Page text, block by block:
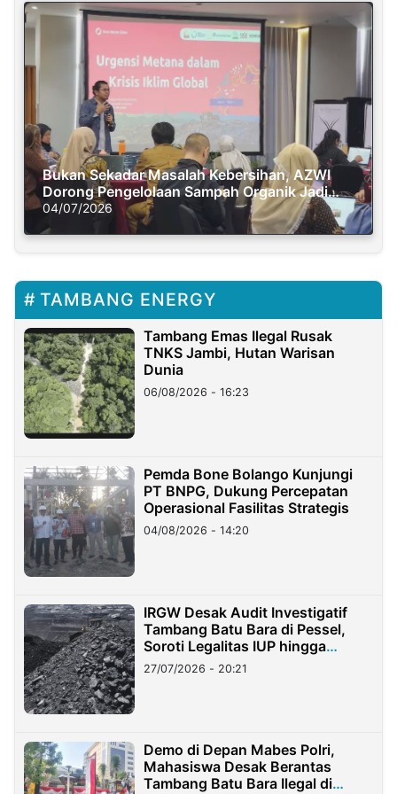
Bukan Sekadar Masalah Kebersihan, AZWI
Dorong Pengelolaan Sampah Organik Jadi
Solusi Krisis Iklim
04/07/2026
TAMBANG ENERGY
Tambang Emas Ilegal Rusak
TNKS Jambi, Hutan Warisan
Dunia
06/08/2026 - 16:23
Pemda Bone Bolango Kunjungi
PT BNPG, Dukung Percepatan
Operasional Fasilitas Strategis
04/08/2026 - 14:20
IRGW Desak Audit Investigatif
Tambang Batu Bara di Pessel,
Soroti Legalitas IUP hingga
Stockpile
27/07/2026 - 20:21
Demo di Depan Mabes Polri,
Mahasiswa Desak Berantas
Tambang Batu Bara Ilegal di